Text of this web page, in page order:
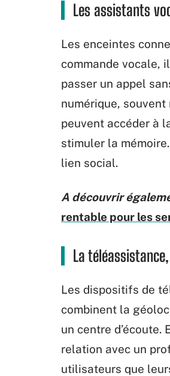
Les assistants
Les enceintes
commande vocale,
passer un appel
numérique,
peuvent accéder à
stimuler la
lien social.
A découvrir
rentable pour les
La
Les dispositifs de
combinent la
un centre d’écoute.
relation avec un
utilisateurs que